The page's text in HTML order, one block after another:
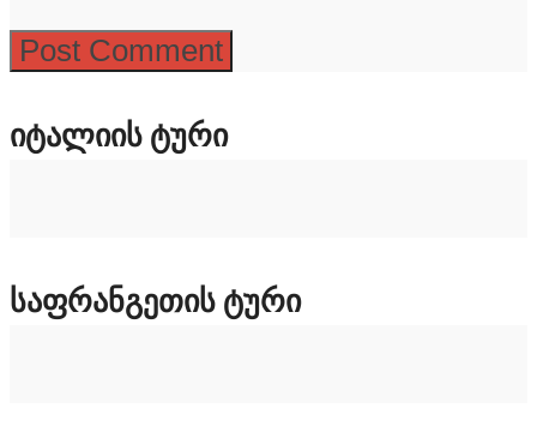
ᲘᲢᲐᲚᲘᲘᲡ ᲢᲣᲠᲘ
ᲡᲐᲤᲠᲐᲜᲒᲔᲗᲘᲡ ᲢᲣᲠᲘ